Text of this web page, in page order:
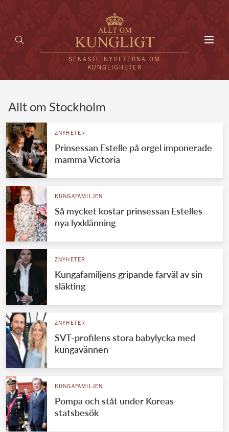
SENASTE NYHETERNA OM
KUNGLIGHETER
UTLÄNDSKT
VÄRLDENS KUNGAHUS
Svenska kungahuset
Brittiska kungahuset
Danska kungahuset
Spanska kungahuset
Jordanska kungahuset
Luxemburgska storhertighuset
Japanska kejsarhuset
Thailändska kungahuset
Marockanska kungahuset
REDAKTION
Allt om Stockholm
ZNYHETER
Prinsessan Estelle på orgel imponerade
mamma Victoria
KUNGAFAMILJEN
Så mycket kostar prinsessan Estelles
nya lyxklänning
ZNYHETER
Kungafamiljens gripande farväl av sin
släkting
ZNYHETER
SVT-profilens stora babylycka med
kungavännen
KUNGAFAMILJEN
Pompa och ståt under Koreas
statsbesök